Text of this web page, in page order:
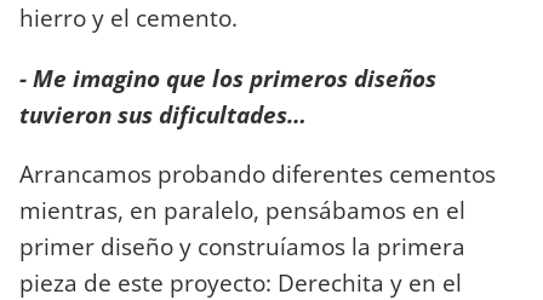
hierro y el cemento.
- Me imagino que los primeros diseños
tuvieron sus dificultades…
Arrancamos probando diferentes cementos
mientras, en paralelo, pensábamos en el
primer diseño y construíamos la primera
pieza de este proyecto: Derechita y en el